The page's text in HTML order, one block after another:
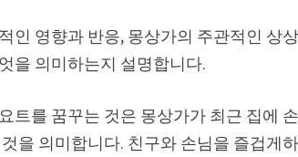
인 영향과 반응, 몽상가의 주관적인 상
을 의미하는지 설명합니다.
트를 꿈꾸는 것은 몽상가가 최근 집에
을 의미합니다. 친구와 손님을 즐겁게